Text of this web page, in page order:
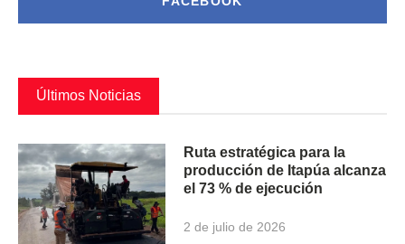
Últimos Noticias
Ruta estratégica para la
producción de Itapúa alcanza
el 73 % de ejecución
2 de julio de 2026